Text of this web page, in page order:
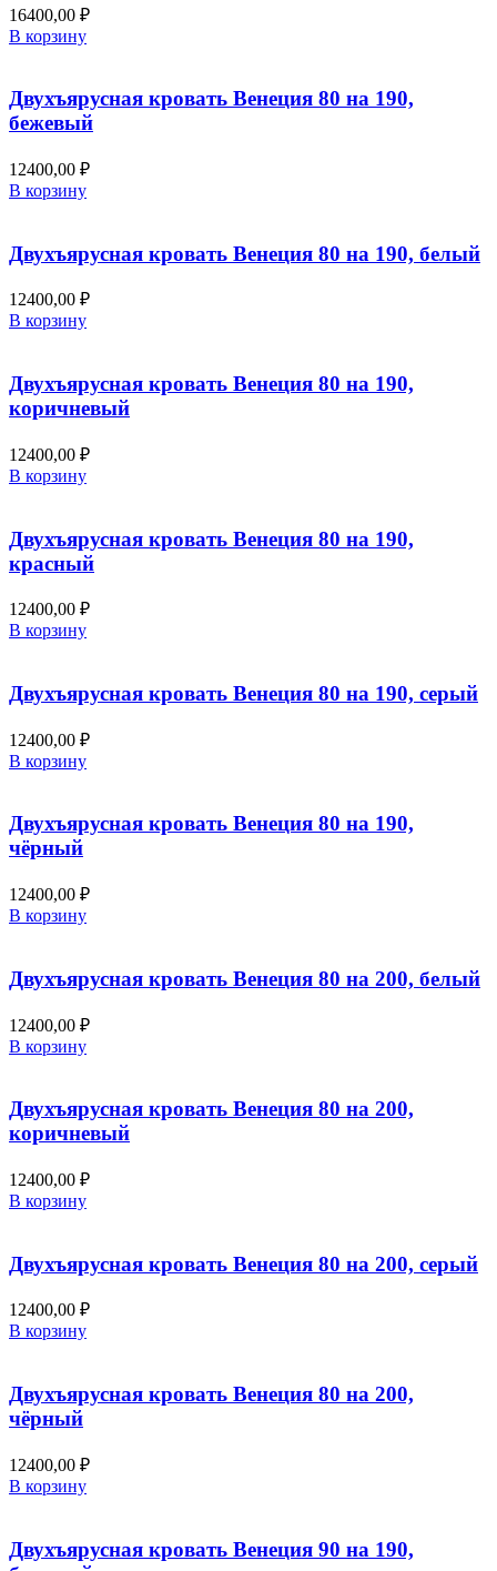
товара.
16400,00 ₽
В корзину
Двухъярусная кровать Венеция 80 на 190,
бежевый
12400,00 ₽
В корзину
Двухъярусная кровать Венеция 80 на 190, белый
12400,00 ₽
В корзину
Двухъярусная кровать Венеция 80 на 190,
коричневый
12400,00 ₽
В корзину
Двухъярусная кровать Венеция 80 на 190,
красный
12400,00 ₽
В корзину
Двухъярусная кровать Венеция 80 на 190, серый
12400,00 ₽
В корзину
Двухъярусная кровать Венеция 80 на 190,
чёрный
12400,00 ₽
В корзину
Двухъярусная кровать Венеция 80 на 200, белый
12400,00 ₽
В корзину
Двухъярусная кровать Венеция 80 на 200,
коричневый
12400,00 ₽
В корзину
Двухъярусная кровать Венеция 80 на 200, серый
12400,00 ₽
В корзину
Двухъярусная кровать Венеция 80 на 200,
чёрный
12400,00 ₽
В корзину
Двухъярусная кровать Венеция 90 на 190,